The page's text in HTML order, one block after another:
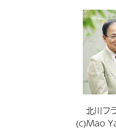
北川フ
(c)Mao